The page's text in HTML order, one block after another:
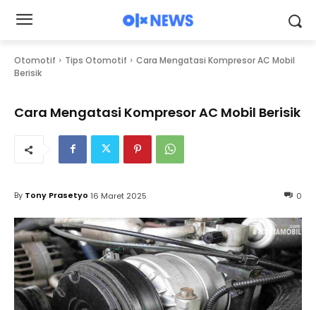
Otomotif Tips Otomotif
Cara Mengatasi Kompresor AC Mobil
Berisik
Cara Mengatasi Kompresor AC Mobil Berisik
0
By Tony Prasetyo 16 Maret 2025